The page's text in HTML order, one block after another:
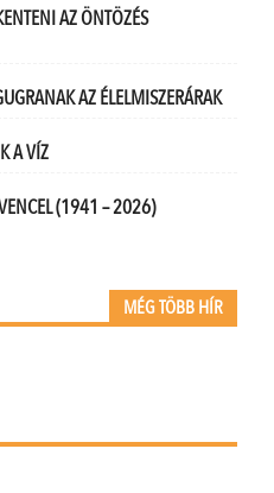
AZ ÖNTÖZÉS
AZ ÉLELMISZERÁRAK
A VÍZ
(1941 – 2026)
MÉG TÖBB HÍR